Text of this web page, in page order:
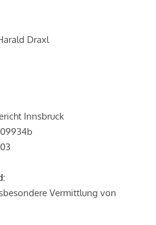
Draxl
Innsbruck
Vermittlung von